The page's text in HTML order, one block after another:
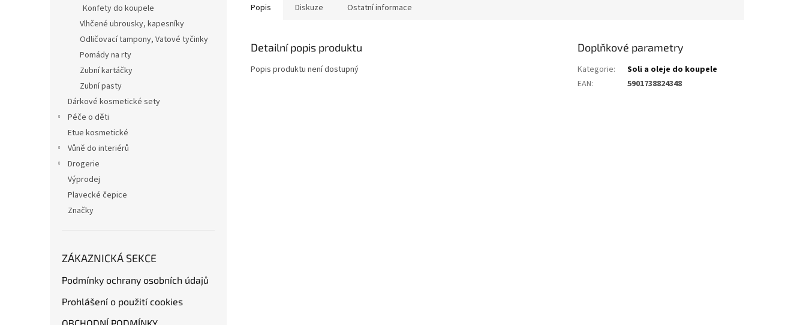
Konfety do koupele
Vlhčené ubrousky, kapesníky
Odličovací tampony, Vatové tyčinky
Pomády na rty
Zubní kartáčky
Zubní pasty
Dárkové kosmetické sety
Péče o děti
Etue kosmetické
Vůně do interiérů
Drogerie
Výprodej
Plavecké čepice
Značky
ZÁKAZNICKÁ SEKCE
Podmínky ochrany osobních údajů
Prohlášení o použití cookies
Popis Diskuze Ostatní informace
Detailní popis produktu
Popis produktu není dostupný
Doplňkové parametry
Kategorie:
Soli a oleje do koupele
EAN: 5901738824348